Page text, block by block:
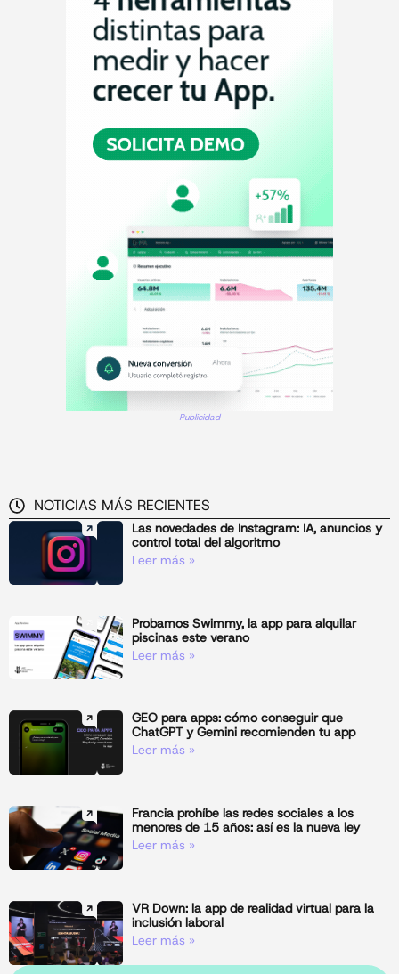
Publicidad
NOTICIAS MÁS RECIENTES
Las novedades de Instagram: IA, anuncios y
control total del algoritmo
Leer más »
Probamos Swimmy, la app para alquilar
piscinas este verano
Leer más »
GEO para apps: cómo conseguir que
ChatGPT y Gemini recomienden tu app
Leer más »
Francia prohíbe las redes sociales a los
menores de 15 años: así es la nueva ley
Leer más »
VR Down: la app de realidad virtual para la
inclusión laboral
Leer más »